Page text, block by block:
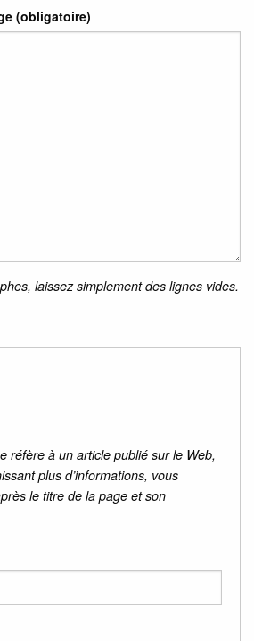
(obligatoire)
laissez simplement des lignes vides.
réfère à un article publié sur le Web,
plus d’informations, vous
le titre de la page et son